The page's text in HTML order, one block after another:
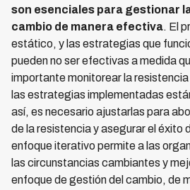
son esenciales para gestionar
cambio de manera efectiva. El
estático, y las estrategias que
pueden no ser efectivas a medida
importante monitorear la resistencia
las estrategias implementadas
así, es necesario ajustarlas para
de la resistencia y asegurar el éxito
enfoque iterativo permite a las
las circunstancias cambiantes y
enfoque de gestión del cambio, de